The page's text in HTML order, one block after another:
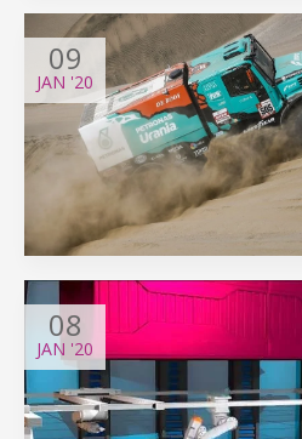
09
JAN '20
08
JAN '20